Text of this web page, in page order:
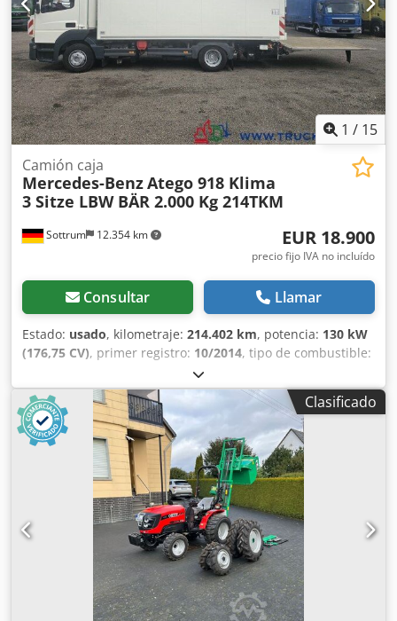
responsabilidad por vicios ocultos. EL PRECIO INDICADO
NO INCLUYE EL 19 % DE IVA. Se puede concertar una visita
para verlo. El envío cuesta 120 € en todo el territorio
nacional. Chodpfjinkabex Aizsa
1 / 15
Sottrum 12.354 km
Camión caja
Mercedes-BenzAtego 918 Klima
3 Sitze LBW BÄR 2.000 Kg 214TKM
EUR 18.900
precio fijo IVA no incluído
Consultar Llamar
Estado: usado, kilometraje: 214.402 km, potencia: 130 kW
(176,75 CV), primer registro: 10/2014, tipo de combustible:
6.000 kg, peso máximo de la carga:
3.500 kg, peso total:9.500 kg, configuración de ejes:4x2,
distancia entre ejes:3.620 mm , próxima inspección (TÜV):
08/2026
, frenos:freno motor, color: blanco, cabina del
conductor:
cabina del conductor, tipo de engranaje:
, clase de emisión:Euro 6, amortiguación:
, número de asientos:3, volumen del espacio de carga:
, longitud del espacio de carga:4.900 mm
del espacio de carga:2.450 mm, altura del espacio de
carga:
, Equipamiento:ABS, Programa
electrónico de estabilidad (ESP), aire acondicionado,
bloqueo del diferencial, cabina, calefacción del asiento,
cierre centralizado, control de crucero, control de
tracción, dirección asistida, elevador trasero, faros
Clasificado